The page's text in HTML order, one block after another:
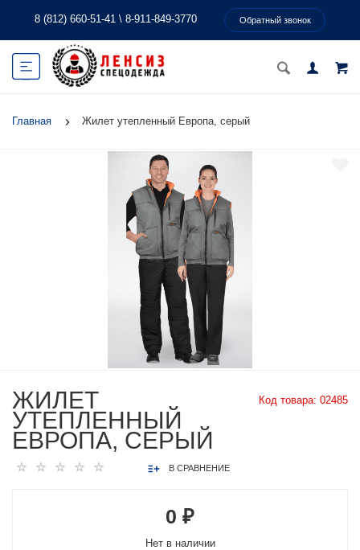
8 (812) 660-51-41 \ 8-911-849-3770 Обратный звонок
Главная Жилет утепленный Европа, серый
Код товара: 02485
ЖИЛЕТ
УТЕПЛЕННЫЙ
ЕВРОПА, СЕРЫЙ
В СРАВНЕНИЕ
0 ₽
Нет в наличии